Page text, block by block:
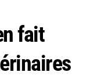
fait